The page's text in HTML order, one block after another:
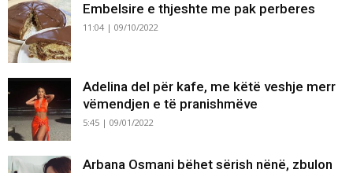
Embelsire e thjeshte me pak perberes
11:04 | 09/10/2022
Adelina del për kafe, me këtë veshje merr
vëmendjen e të pranishmëve
5:45 | 09/01/2022
Arbana Osmani bëhet sërish nënë, zbulon